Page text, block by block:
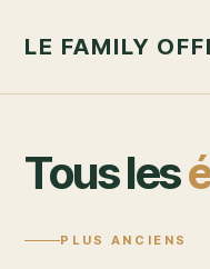
LE FAMILY
Tous les
PLUS ANCIENS